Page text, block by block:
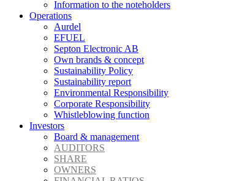
Information to the noteholders
Operations
Aurdel
EFUEL
Septon Electronic AB
Own brands & concept
Sustainability Policy
Sustainability report
Environmental Responsibility
Corporate Responsibility
Whistleblowing function
Investors
Board & management
AUDITORS
SHARE
OWNERS